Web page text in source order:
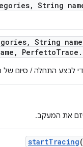
, String
, String name
, PerfettoTrace .
לבצע התחלה / סיום
את המעקב.
startTracing